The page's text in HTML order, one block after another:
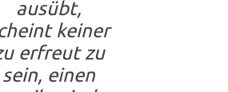
ausübt,
keiner
erfreut zu
sein, einen